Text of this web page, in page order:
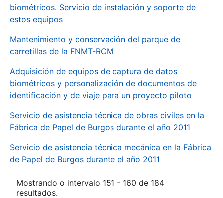
biométricos. Servicio de instalación y soporte de
estos equipos
Mantenimiento y conservación del parque de
carretillas de la FNMT-RCM
Adquisición de equipos de captura de datos
biométricos y personalización de documentos de
identificación y de viaje para un proyecto piloto
Servicio de asistencia técnica de obras civiles en la
Fábrica de Papel de Burgos durante el año 2011
Servicio de asistencia técnica mecánica en la Fábrica
de Papel de Burgos durante el año 2011
Mostrando o intervalo 151 - 160 de 184
resultados.